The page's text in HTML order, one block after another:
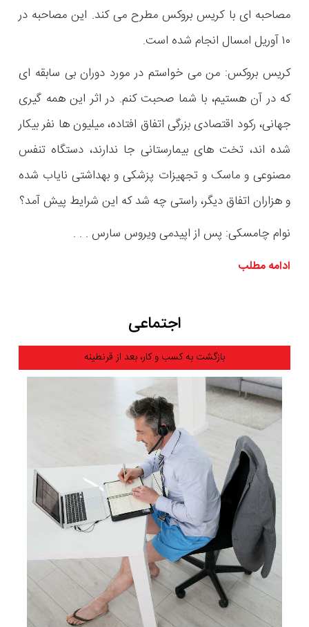
مصاحبه ای با کریس بروکس مطرح می کند. این مصاحبه در
۱۰ آوریل امسال انجام شده است.
کریس بروکس: من می خواستم در مورد دوران بی سابقه ای
که در آن هستیم، با شما صحبت کنم. در اثر این همه گیری
جهانی، رکود اقتصادی بزرگی اتفاق افتاده، میلیون ها نفر بیکار
شده اند، تخت های بیمارستانی جا ندارند، دستگاه تنفس
مصنوعی و ماسک و تجهیزات پزشکی و بهداشتی نایاب شده
و هزاران اتفاق دیگر، راستی چه شد که این شرایط پیش آمد؟
نوام چامسکی: پس از اپیدمی ویروس سارس . . .
ادامه مطلب
اجتماعی
بازگشت به کسب و کار، بعد از قرنطینه